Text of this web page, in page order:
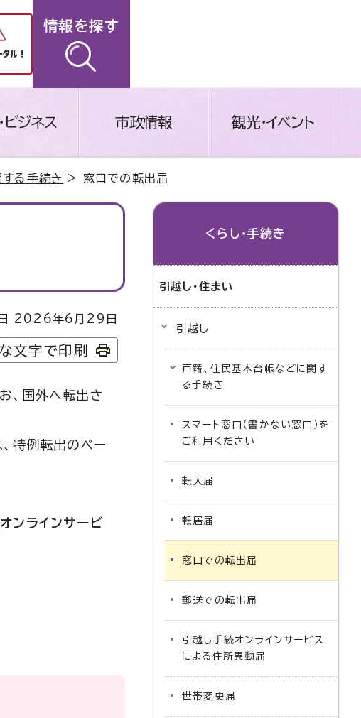
情報を探す
ビジネス 市政情報 観光・イベント
る手続き > 窓口での転出届
2026年6月29日
文字で印刷
、国外へ転出さ
特例転出のペー
ンラインサービ
くらし・手続き
引越し・住まい
引越し
戸籍、住民基本台帳などに関す
る手続き
スマート窓口（書かない窓口）を
ご利用ください
転入届
転居届
窓口での転出届
郵送での転出届
引越し手続オンラインサービス
による住所異動届
世帯変更届